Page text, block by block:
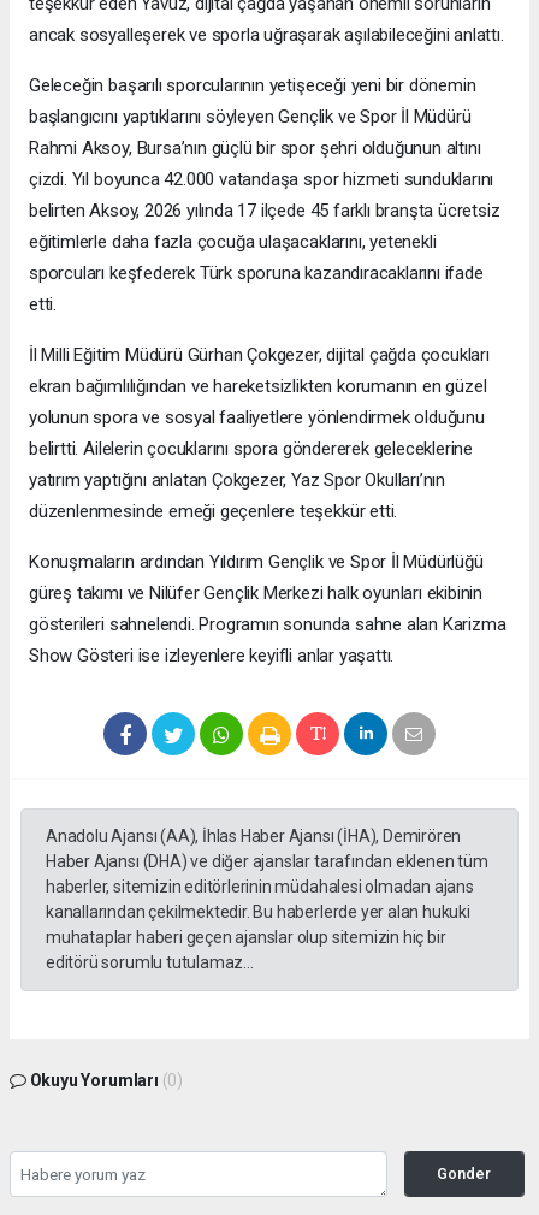
ancak sosyalleşerek ve sporla uğraşarak aşılabileceğini anlattı.
Geleceğin başarılı sporcularının yetişeceği yeni bir dönemin
başlangıcını yaptıklarını söyleyen Gençlik ve Spor İl Müdürü
Rahmi Aksoy, Bursa’nın güçlü bir spor şehri olduğunun altını
çizdi. Yıl boyunca 42.000 vatandaşa spor hizmeti sunduklarını
belirten Aksoy, 2026 yılında 17 ilçede 45 farklı branşta ücretsiz
eğitimlerle daha fazla çocuğa ulaşacaklarını, yetenekli
sporcuları keşfederek Türk sporuna kazandıracaklarını ifade
etti.
İl Milli Eğitim Müdürü Gürhan Çokgezer, dijital çağda çocukları
ekran bağımlılığından ve hareketsizlikten korumanın en güzel
yolunun spora ve sosyal faaliyetlere yönlendirmek olduğunu
belirtti. Ailelerin çocuklarını spora göndererek geleceklerine
yatırım yaptığını anlatan Çokgezer, Yaz Spor Okulları’nın
düzenlenmesinde emeği geçenlere teşekkür etti.
Konuşmaların ardından Yıldırım Gençlik ve Spor İl Müdürlüğü
güreş takımı ve Nilüfer Gençlik Merkezi halk oyunları ekibinin
gösterileri sahnelendi. Programın sonunda sahne alan Karizma
Show Gösteri ise izleyenlere keyifli anlar yaşattı.
Anadolu Ajansı (AA), İhlas Haber Ajansı (İHA), Demirören
Haber Ajansı (DHA) ve diğer ajanslar tarafından eklenen tüm
haberler, sitemizin editörlerinin müdahalesi olmadan ajans
kanallarından çekilmektedir. Bu haberlerde yer alan hukuki
muhataplar haberi geçen ajanslar olup sitemizin hiç bir
editörü sorumlu tutulamaz...
Okuyu Yorumları (0)
Gonder